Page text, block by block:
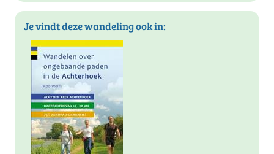
Je vindt deze wandeling ook in: